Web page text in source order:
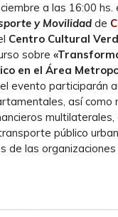
a las 16:00 hs.
y Movilidad de
Centro Cultural
sobre
en el Área
el evento participarán
así como
público
de las organizaciones